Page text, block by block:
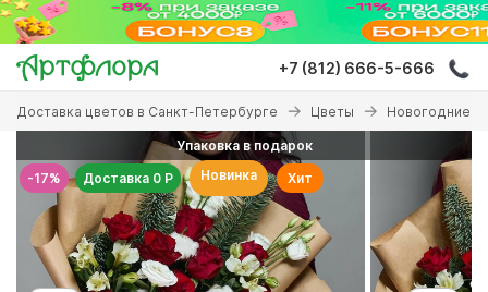
Перейти
основному
содержанию
+7 (812) 666-5-666
Вы
здесь
Доставка цветов в Санкт-Петербурге Цветы Новогодние
-17%
Упаковка в подарок
Доставка 0 Р
Новинка Хит